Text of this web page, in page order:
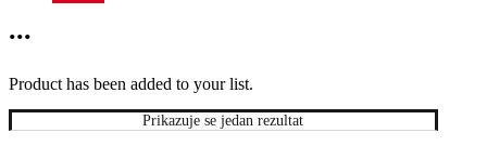
štikanje
...
Product has been added to your list.
Prikazuje se jedan rezultat